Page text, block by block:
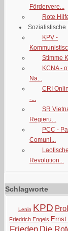
Fördervere...
Rote
Sozialistische
KPV -
Stimme
KCNA -
Na...
CRI
-...
SR
Regieru...
PCC -
Comuni...
Laotische
Revolution...
Schlagworte
Lenin KPD
Friedrich Engels
Die